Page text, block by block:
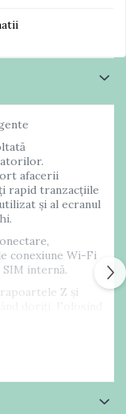
afacerii
rapid tranzacțiile
și al ecranul
conexiune Wi-Fi
SIM internă.
Z și
TR să